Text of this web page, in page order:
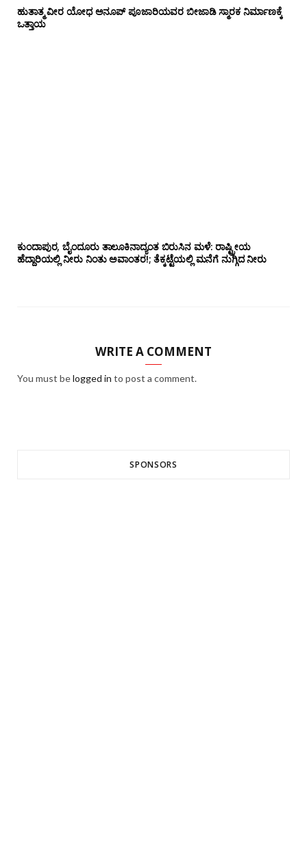
ಹುತಾತ್ಮ ವೀರ ಯೋಧ ಅನೂಪ್ ಪೂಜಾರಿಯವರ ಬೀಜಾಡಿ ಸ್ಮಾರಕ ನಿರ್ಮಾಣಕ್ಕೆ
ಒತ್ತಾಯ
ಕುಂದಾಪುರ, ಬೈಂದೂರು ತಾಲೂಕಿನಾದ್ಯಂತ ಬಿರುಸಿನ ಮಳೆ: ರಾಷ್ಟ್ರೀಯ
ಹೆದ್ದಾರಿಯಲ್ಲಿ‌ ನೀರು ನಿಂತು ಅವಾಂತರ!; ತೆಕ್ಕಟ್ಟೆಯಲ್ಲಿ ಮನೆಗೆ ನುಗ್ಗಿದ ನೀರು
WRITE A COMMENT
You must belogged in to post a comment.
SPONSORS